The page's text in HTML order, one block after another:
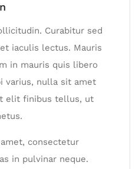
Curabitur sed
iaculis lectus. Mauris
in mauris quis libero
varius, nulla sit amet
elit finibus tellus, ut
consectetur
in pulvinar neque.